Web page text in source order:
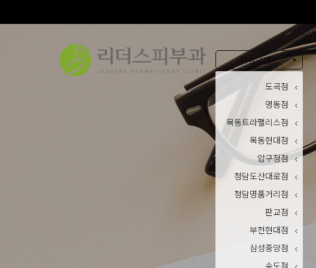
지점안내
도곡점
명동점
목동트라팰리스점
목동현대점
압구정점
청담도산대로점
청담명품거리점
판교점
부천현대점
삼성중앙점
송도점